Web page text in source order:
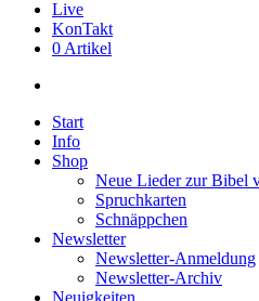
Live
KonTakt
0 Artikel
Start
Info
Shop
Neue Lieder zur Bibel
Spruchkarten
Schnäppchen
Newsletter
Newsletter-Anmeldung
Newsletter-Archiv
Neuigkeiten